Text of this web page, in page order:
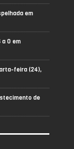
em
0 em
feira (24),
de